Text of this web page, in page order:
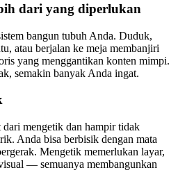
dari yang diperlukan
bangun tubuh Anda. Duduk,
atau berjalan ke meja membanjiri
yang menggantikan konten mimpi.
semakin banyak Anda ingat.
mengetik dan hampir tidak
Anda bisa berbisik dengan mata
Mengetik memerlukan layar,
— semuanya membangunkan